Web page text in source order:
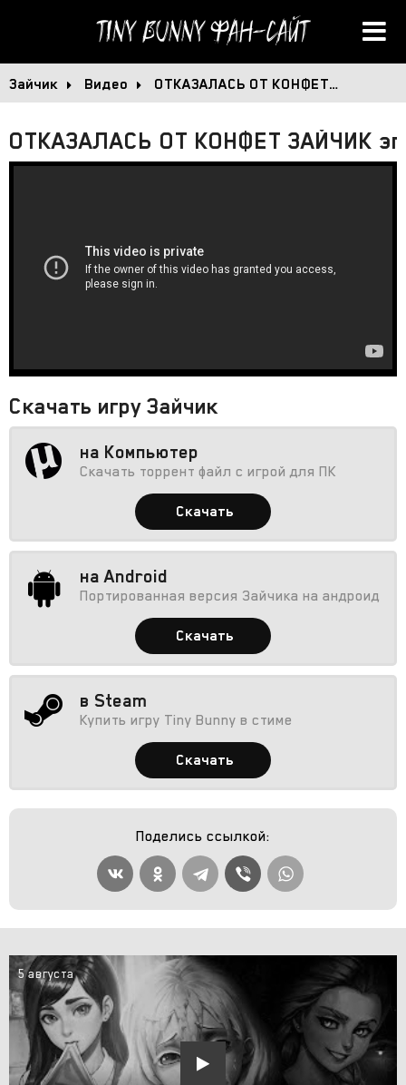
Tiny BunnyФан-сайт
Зайчик Видео ОТКАЗАЛАСЬ ОТ КОНФЕТ…
ОТКАЗАЛАСЬ ОТ КОНФЕТ ЗАЙЧИК
Скачать игру Зайчик
на Компьютер
Скачать торрент файл с игрой для ПК
Скачать
на Android
Портированная версия Зайчика на андроид
Скачать
в Steam
Купить игру Tiny Bunny в стиме
Скачать
Поделись ссылкой:
5 августа